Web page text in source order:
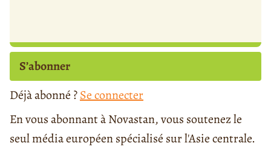
S’abonner
Déjà abonné ?Se connecter
En vous abonnant à Novastan, vous soutenez le
seul média européen spécialisé sur l'Asie centrale.